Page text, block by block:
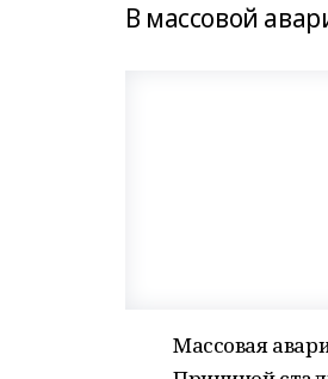
В массовой
Массовая